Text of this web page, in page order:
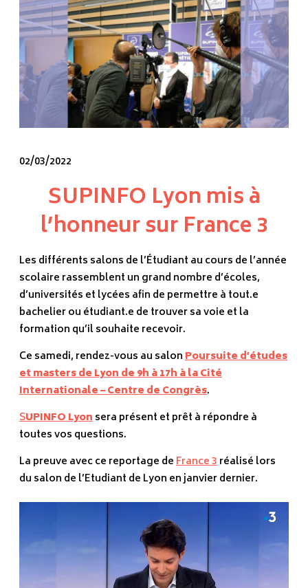
02/03/2022
SUPINFO Lyon mis à
l’honneur sur France 3
Les différents salons de l’Étudiant au cours de l’année
scolaire rassemblent un grand nombre d’écoles,
d’universités et lycées afin de permettre à tout.e
bachelier ou étudiant.e de trouver sa voie et la
formation qu’il souhaite recevoir.
Ce samedi, rendez-vous au salonPoursuite d’études
et masters de Lyon de 9h à 17h à la Cité
Internationale – Centre de Congrès.
SUPINFO Lyonsera présent et prêt à répondre à
toutes vos questions.
La preuve avec ce reportage deFrance 3réalisé lors
du salon de l’Etudiant de Lyon en janvier dernier.